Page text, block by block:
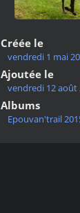
Créée le
vendredi 1 mai
Ajoutée le
vendredi 12 août
Albums
Epouvan'trail